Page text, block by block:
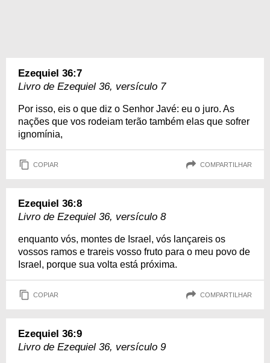
Ezequiel 36:7
Livro de Ezequiel 36, versículo 7
Por isso, eis o que diz o Senhor Javé: eu o juro. As
nações que vos rodeiam terão também elas que sofrer
ignomínia,
COPIAR COMPARTILHAR
Ezequiel 36:8
Livro de Ezequiel 36, versículo 8
enquanto vós, montes de Israel, vós lançareis os
vossos ramos e trareis vosso fruto para o meu povo de
Israel, porque sua volta está próxima.
COPIAR COMPARTILHAR
Ezequiel 36:9
Livro de Ezequiel 36, versículo 9